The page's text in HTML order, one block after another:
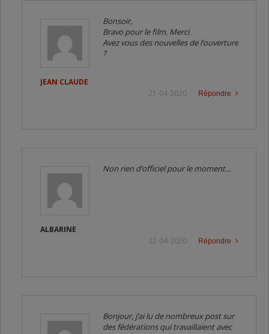
JEAN CLAUDE
Bonsoir,
Bravo pour le film. Merci.
Avez vous des nouvelles de l’ouverture
?
Répondre
21-04-2020
ALBARINE
Non rien d’officiel pour le moment…
Répondre
22-04-2020
Bonjour, j’ai lu de nombreux post sur
des fédérations qui travaillaient avec